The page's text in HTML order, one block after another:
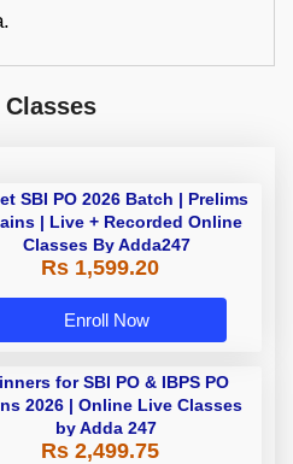
SBI PO 2026 Batch | Prelims
| Live + Recorded Online
Classes By Adda247
Rs 1,599.20
Enroll Now
for SBI PO & IBPS PO
2026 | Online Live Classes
by Adda 247
Rs 2,499.75